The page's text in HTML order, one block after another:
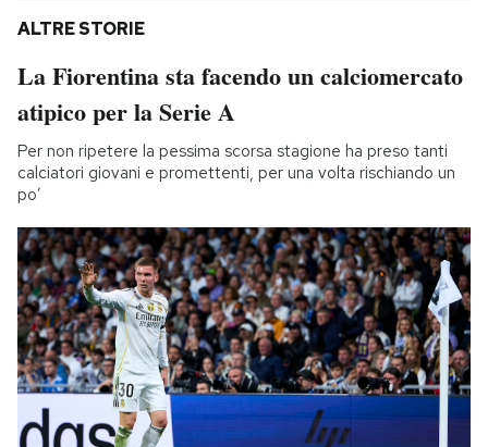
ALTRE STORIE
La Fiorentina sta facendo un calciomercato
atipico per la Serie A
Per non ripetere la pessima scorsa stagione ha preso tanti
calciatori giovani e promettenti, per una volta rischiando un
po’